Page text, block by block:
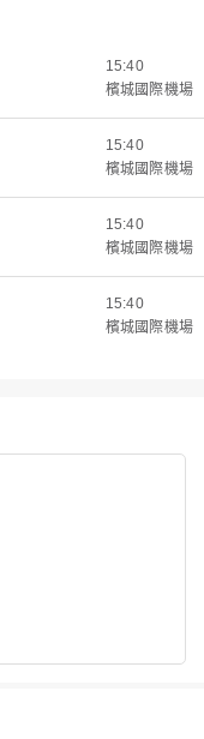
15:40
檳城國際機場
15:40
檳城國際機場
15:40
檳城國際機場
15:40
檳城國際機場